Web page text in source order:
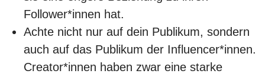
Follower*innen hat.
Achte nicht nur auf dein Publikum, sondern
auch auf das Publikum der Influencer*innen.
Creator*innen haben zwar eine starke